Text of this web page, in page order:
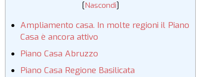
[Nascondi]
Ampliamento casa. In molte regioni il Piano
Casa è ancora attivo
Piano Casa Abruzzo
Piano Casa Regione Basilicata